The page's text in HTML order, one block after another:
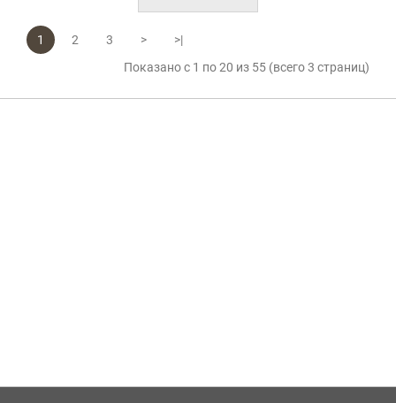
1 2 3 >
>|
Показано с 1 по 20 из 55 (всего 3 страниц)